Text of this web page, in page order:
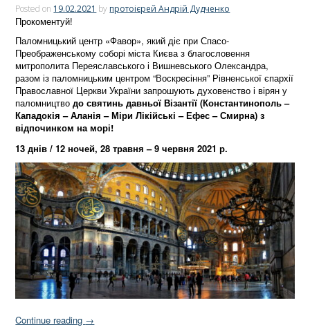
Posted on 19.02.2021 by протоієрей Андрій Дудченко
Прокоментуй!
Паломницький центр «Фавор», який діє при Спасо-
Преображенському соборі міста Києва з благословення
митрополита Переяславського і Вишневського Олександра,
разом із паломницьким центром “Воскресіння” Рівненської єпархії
Православної Церкви України запрошують духовенство і вірян у
паломництводо святинь давньої Візантії (Константинополь –
Кападокія – Аланія – Міри Лікійські – Ефес – Смирна) з
відпочинком на морі!
13 днів / 12 ночей, 28 травня – 9 червня 2021 р.
Continue reading →